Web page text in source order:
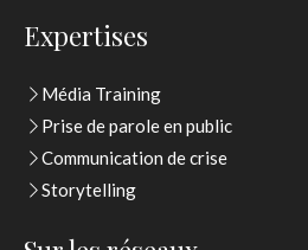
Expertises
Média Training
Prise de parole en public
Communication de crise
Storytelling